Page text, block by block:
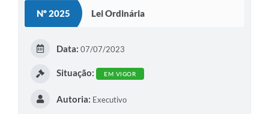
Nº 2025 Lei Ordinária
Data: 07/07/2023
Situação: EM VIGOR
Autoria: Executivo